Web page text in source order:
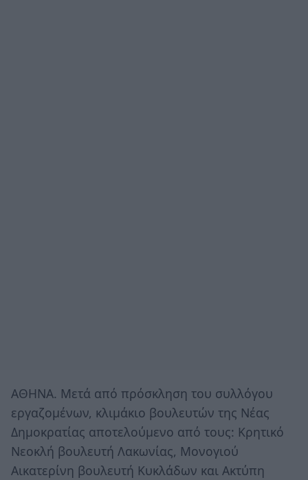
ΑΘΗΝΑ. Μετά από πρόσκληση του συλλόγου
εργαζομένων, κλιμάκιο βουλευτών της Νέας
Δημοκρατίας αποτελούμενο από τους: Κρητικό
Νεοκλή βουλευτή Λακωνίας, Μονογιού
Αικατερίνη βουλευτή Κυκλάδων και Ακτύπη